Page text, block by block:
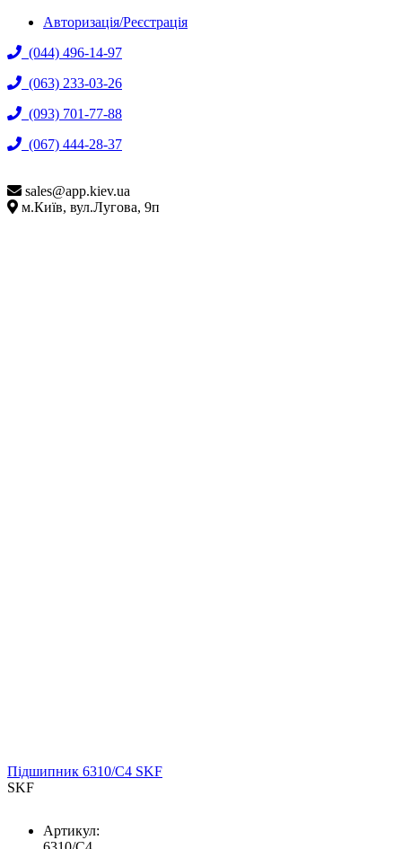
Авторизація/Реєстрація
(044) 496-14-97
(063) 233-03-26
(093) 701-77-88
(067) 444-28-37
sales@app.kiev.ua
м.Київ, вул.Лугова, 9п
Підшипник 6310/С4 SKF
SKF
Артикул: